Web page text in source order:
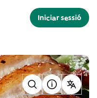
Iniciar sessió